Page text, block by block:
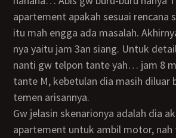
apartement apakah sesuai rencana
itu mah engga ada masalah.
nya yaitu jam 3an siang. Untuk
nanti gw telpon tante yah… jam 8
tante M, kebetulan dia masih diluar
temen arisannya.
Gw jelasin skenarionya adalah dia akan datang ke
apartement untuk ambil motor, nah